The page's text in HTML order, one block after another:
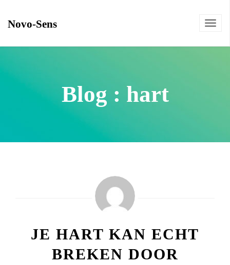
Novo-Sens
Blog : hart
JE HART KAN ECHT
BREKEN DOOR